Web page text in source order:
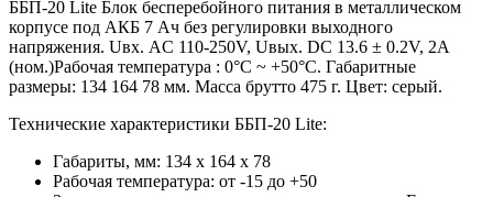
ББП-20 Lite Блок бесперебойного питания в металлическом
корпусе под АКБ 7 Ач без регулировки выходного
напряжения. Uвх. AC 110-250V, Uвых. DC 13.6 ± 0.2V, 2A
(ном.)Рабочая температура : 0°C ~ +50°C. Габаритные
размеры: 134 164 78 мм. Масса брутто 475 г. Цвет: серый.
Технические характеристики ББП-20 Lite:
Габариты, мм: 134 x 164 x 78
Рабочая температура: от -15 до +50